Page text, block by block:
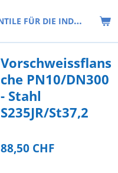
FLANSCHE UND VENTILE FÜR DIE INDUSTRIE
Vorschweissflans
che PN10/DN300
- Stahl
S235JR/St37,2
88,50 CHF